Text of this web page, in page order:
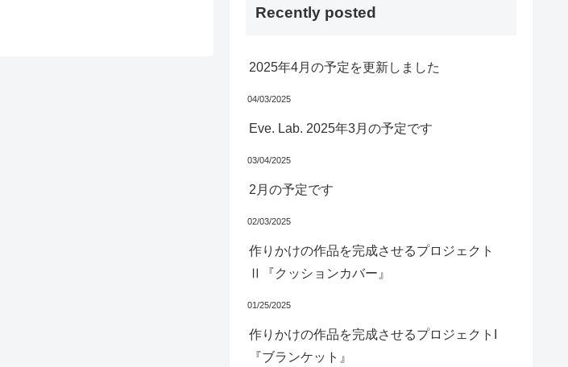
Recently posted
2025年4月の予定を更新しました
04/03/2025
Eve. Lab. 2025年3月の予定です
03/04/2025
2月の予定です
02/03/2025
作りかけの作品を完成させるプロジェクト
Ⅱ『クッションカバー』
01/25/2025
作りかけの作品を完成させるプロジェクトI
『ブランケット』